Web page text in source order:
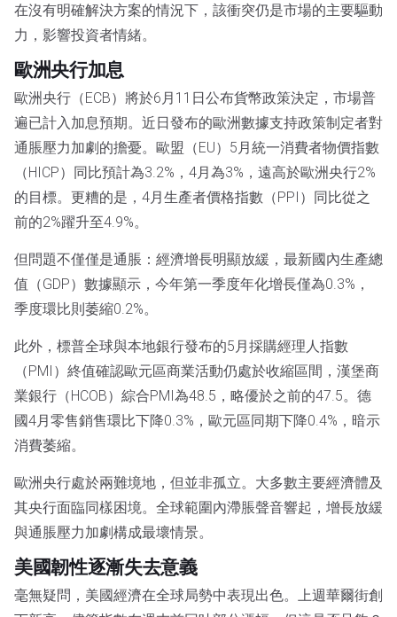
在沒有明確解決方案的情況下，該衝突仍是市場的主要驅動
力，影響投資者情緒。
歐洲央行加息
歐洲央行（ECB）將於6月11日公布貨幣政策決定，市場普
遍已計入加息預期。近日發布的歐洲數據支持政策制定者對
通脹壓力加劇的擔憂。歐盟（EU）5月統一消費者物價指數
（HICP）同比預計為3.2%，4月為3%，遠高於歐洲央行2%
的目標。更糟的是，4月生產者價格指數（PPI）同比從之
前的2%躍升至4.9%。
但問題不僅僅是通脹：經濟增長明顯放緩，最新國內生產總
值（GDP）數據顯示，今年第一季度年化增長僅為0.3%，
季度環比則萎縮0.2%。
此外，標普全球與本地銀行發布的5月採購經理人指數
（PMI）終值確認歐元區商業活動仍處於收縮區間，漢堡商
業銀行（HCOB）綜合PMI為48.5，略優於之前的47.5。德
國4月零售銷售環比下降0.3%，歐元區同期下降0.4%，暗示
消費萎縮。
歐洲央行處於兩難境地，但並非孤立。大多數主要經濟體及
其央行面臨同樣困境。全球範圍內滯脹聲音響起，增長放緩
與通脹壓力加劇構成最壞情景。
美國韌性逐漸失去意義
毫無疑問，美國經濟在全球局勢中表現出色。上週華爾街創